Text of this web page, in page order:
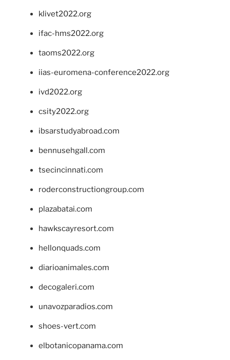
klivet2022.org
ifac-hms2022.org
taoms2022.org
iias-euromena-conference2022.org
ivd2022.org
csity2022.org
ibsarstudyabroad.com
bennusehgall.com
tsecincinnati.com
roderconstructiongroup.com
plazabatai.com
hawkscayresort.com
hellonquads.com
diarioanimales.com
decogaleri.com
unavozparadios.com
shoes-vert.com
elbotanicopanama.com